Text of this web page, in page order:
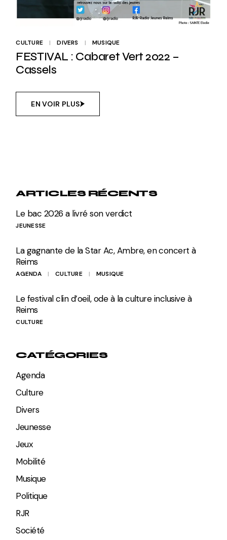
CULTURE DIVERS MUSIQUE
FESTIVAL : Cabaret Vert 2022 –
Cassels
EN VOIR PLUS
ARTICLES RÉCENTS
Le bac 2026 a livré son verdict
JEUNESSE
La gagnante de la Star Ac, Ambre, en concert à
Reims
AGENDA CULTURE MUSIQUE
Le festival clin d’oeil, ode à la culture inclusive à
Reims
CULTURE
CATÉGORIES
Agenda
Culture
Divers
Jeunesse
Jeux
Mobilité
Musique
Politique
RJR
Société